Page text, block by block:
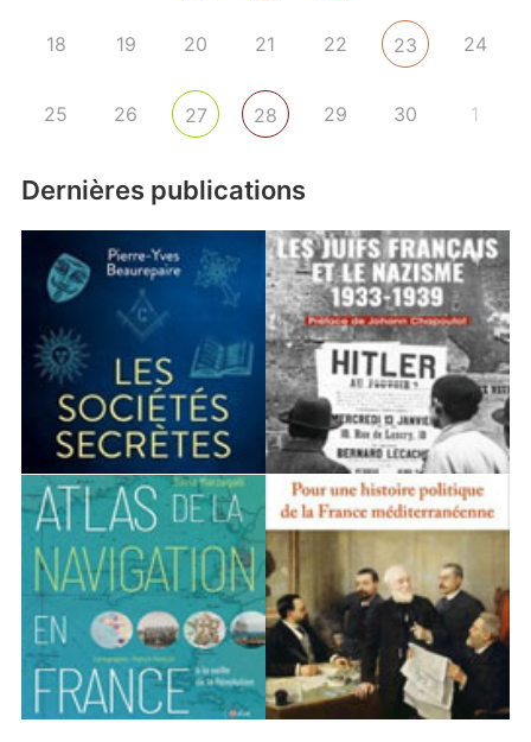
18 19 20 21 22 23 24
25 26 27 28 29 30 1
Dernières publications